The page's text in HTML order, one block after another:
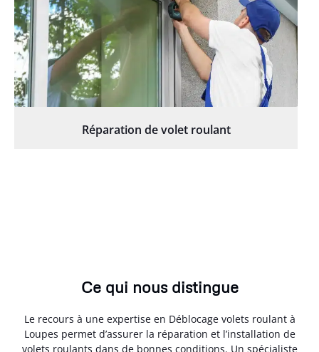
Réparation de volet roulant
Ce qui nous distingue
Le recours à une expertise en Déblocage volets roulant à
Loupes permet d’assurer la réparation et l’installation de
volets roulants dans de bonnes conditions. Un spécialiste